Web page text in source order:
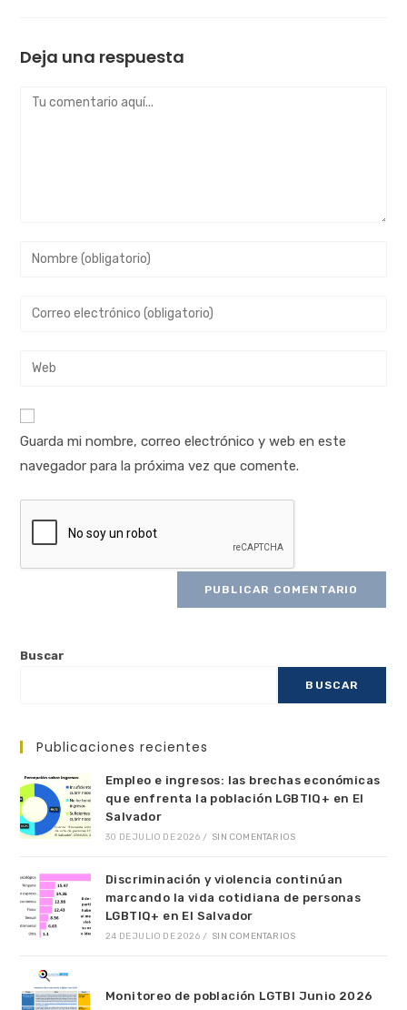
Deja una respuesta
Guarda mi nombre, correo electrónico y web en este
navegador para la próxima vez que comente.
Buscar
BUSCAR
Publicaciones recientes
Empleo e ingresos: las brechas económicas
que enfrenta la población LGBTIQ+ en El
Salvador
30 DE JULIO DE 2026 / SIN COMENTARIOS
Discriminación y violencia continúan
marcando la vida cotidiana de personas
LGBTIQ+ en El Salvador
24 DE JULIO DE 2026 / SIN COMENTARIOS
Monitoreo de población LGTBI Junio 2026